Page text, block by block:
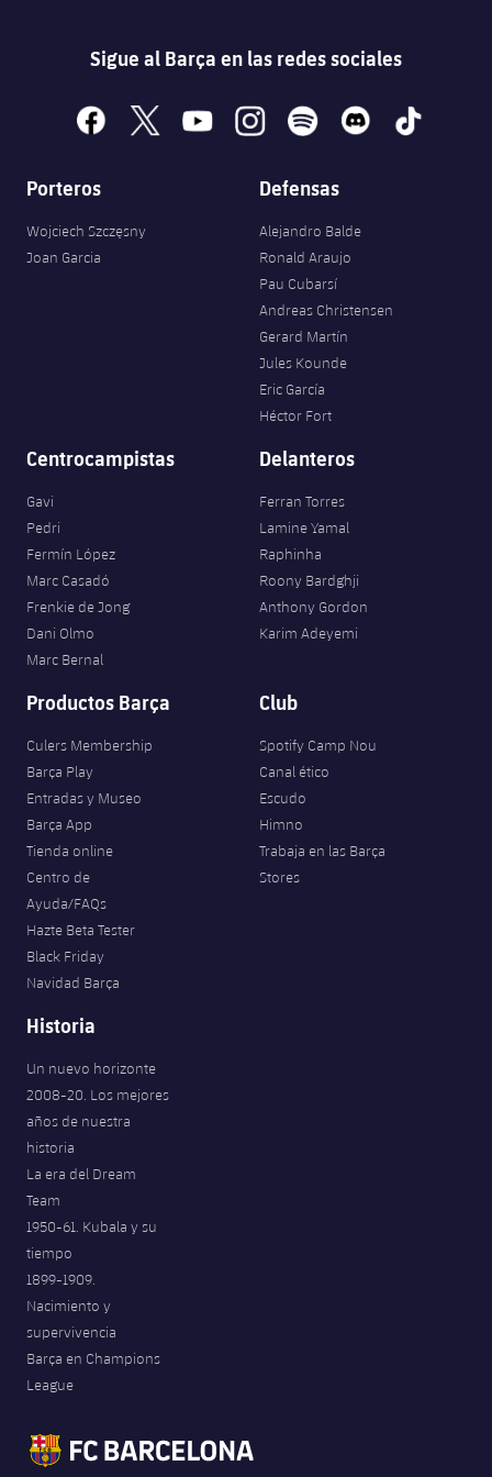
Accesibilidad
Sigue al Barça en las redes sociales
facebook
x youtubeinstagramspotify discord tiktok
Porteros
Wojciech Szczęsny
Joan Garcia
Defensas
Alejandro Balde
Ronald Araujo
Pau Cubarsí
Andreas Christensen
Gerard Martín
Jules Kounde
Eric García
Héctor Fort
Centrocampistas
Gavi
Pedri
Fermín López
Marc Casadó
Frenkie de Jong
Dani Olmo
Marc Bernal
Delanteros
Ferran Torres
Lamine Yamal
Raphinha
Roony Bardghji
Anthony Gordon
Karim Adeyemi
Productos Barça
Culers Membership
Barça Play
Entradas y Museo
Barça App
Tienda online
Centro de
Ayuda/FAQs
Hazte Beta Tester
Black Friday
Navidad Barça
Club
Spotify Camp Nou
Canal ético
Escudo
Himno
Trabaja en las Barça
Stores
Historia
Un nuevo horizonte
2008-20. Los mejores
años de nuestra
historia
La era del Dream
Team
1950-61. Kubala y su
tiempo
1899-1909.
Nacimiento y
supervivencia
Barça en Champions
League